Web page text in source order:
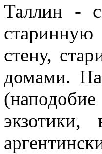
Таллин -
старинную
стену,
домами.
экзотики,